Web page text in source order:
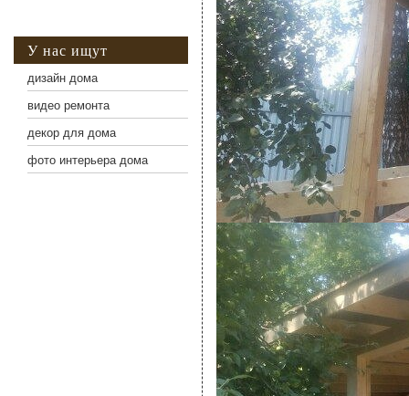
У нас ищут
дизайн дома
видео ремонта
декор для дома
фото интерьера дома